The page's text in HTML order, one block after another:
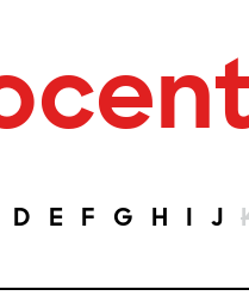
D E F G H I J